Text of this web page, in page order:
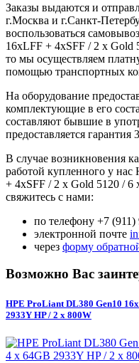
Заказы выдаются и
г.Москва и г.Санкт-
воспользоваться
16xLFF + 4xSFF / 2 x Gold
то мы осуществляем
помощью транспортных
На оборудование
комплектующие в его
составляют бывшие в
предоставляется
В случае возникновения
работой купленного у
+ 4xSFF / 2 x Gold 5120 / 6
свяжитесь с нами:
по телефону +7 (911)
электронной почте
через форму
Возможно Вас
HPE ProLiant DL380 Gen10
2933Y HP / 2 x 800W